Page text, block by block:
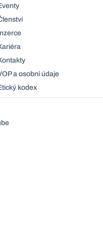
a osobní údaje
kodex